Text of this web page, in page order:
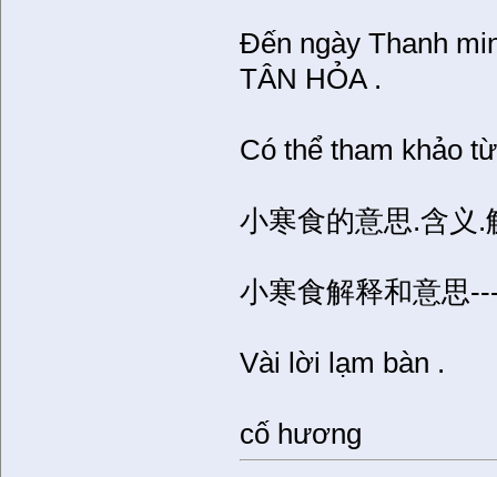
Đến ngày Thanh
TÂN HỎA .
Có thể tham khảo
小寒食的意思.含义
小寒食解释和意思
Vài lời lạm bàn .
cố hương